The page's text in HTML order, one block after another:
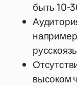
быть 10-
высоком